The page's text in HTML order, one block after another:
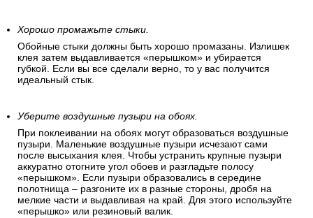
Хорошо промажьте стыки.
Обойные стыки должны быть хорошо промазаны. Излишек
клея затем выдавливается «перышком» и убирается
губкой. Если вы все сделали верно, то у вас получится
идеальный стык.
Уберите воздушные пузыри на обоях.
При поклеивании на обоях могут образоваться воздушные
пузыри. Маленькие воздушные пузыри исчезают сами
после высыхания клея. Чтобы устранить крупные пузыри
аккуратно отогните угол обоев и разгладьте полосу
«перышком». Если пузыри образовались в середине
полотнища – разгоните их в разные стороны, дробя на
мелкие части и выдавливая на край. Для этого используйте
«перышко» или резиновый валик.